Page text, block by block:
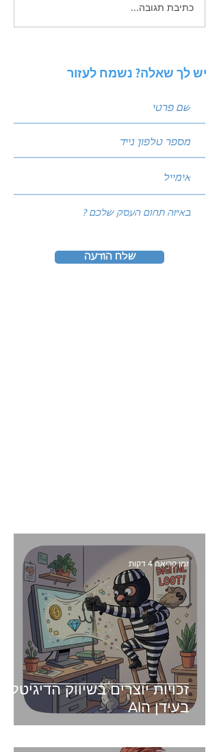
זכויות יוצרים בשיווק
כתיבת תגובה...
יש לך שאלה? נשמח לעזור
שלח הודעה
זכויות יוצרים בשיווק הדיגיטלי
בעידן הAI
זמן קריאה 4 דקות